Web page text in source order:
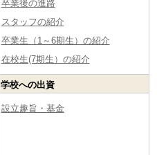
卒業後の進路
スタッフの紹介
卒業生（1～6期生）の紹介
在校生(7期生）の紹介
学校への出資
設立趣旨・基金